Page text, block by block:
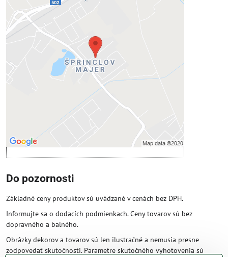
Externý obsah je blokovaný
Prajete si načítať externý obsah?
Povoliť tentokrát
Povoliť a zapamätať - súhlas s druhom
cookie: Funkčné
Otvoriť obsah v novom okne
Do pozornosti
Základné ceny produktov sú uvádzané v cenách bez DPH.
Informujte sa o dodacích podmienkach. Ceny tovarov sú bez
dopravného a balného.
Obrázky dekorov a tovarov sú len ilustračné a nemusia presne
zodpovedať skutočnosti. Parametre skutočného vyhotovenia sú